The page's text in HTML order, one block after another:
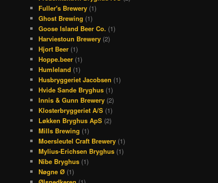
Fuller's Brewery (1)
Ghost Brewing (1)
Goose Island Beer Co. (1)
Harviestoun Brewery (2)
Hjort Beer (1)
Hoppe.beer (1)
Humleland (1)
Husbryggeriet Jacobsen (1)
Hvide Sande Bryghus (1)
Innis & Gunn Brewery (2)
Klosterbryggeriet A/S (1)
Løkken Bryghus ApS (2)
Mills Brewing (1)
Moersleutel Craft Brewery (1)
Mylius-Erichsen Bryghus (1)
Nibe Bryghus (1)
Nøgne Ø (1)